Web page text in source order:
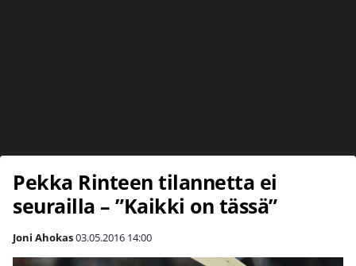
Pekka Rinteen tilannetta ei
seurailla – ”Kaikki on tässä”
Joni Ahokas03.05.2016 14:00